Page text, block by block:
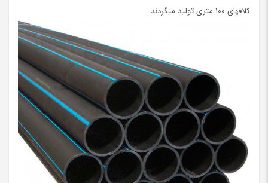
کلافهای ۱۰۰ متری تولید میگردند .